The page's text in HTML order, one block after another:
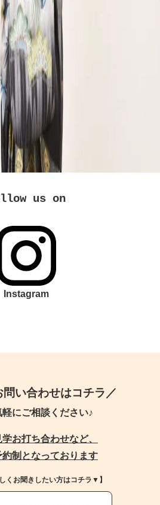
us on
Instagram
問い合わせはコチラ／
軽にご相談ください♪
お打ち合わせなど、
制となっております
くお聞きしたい方はコチラ▼】